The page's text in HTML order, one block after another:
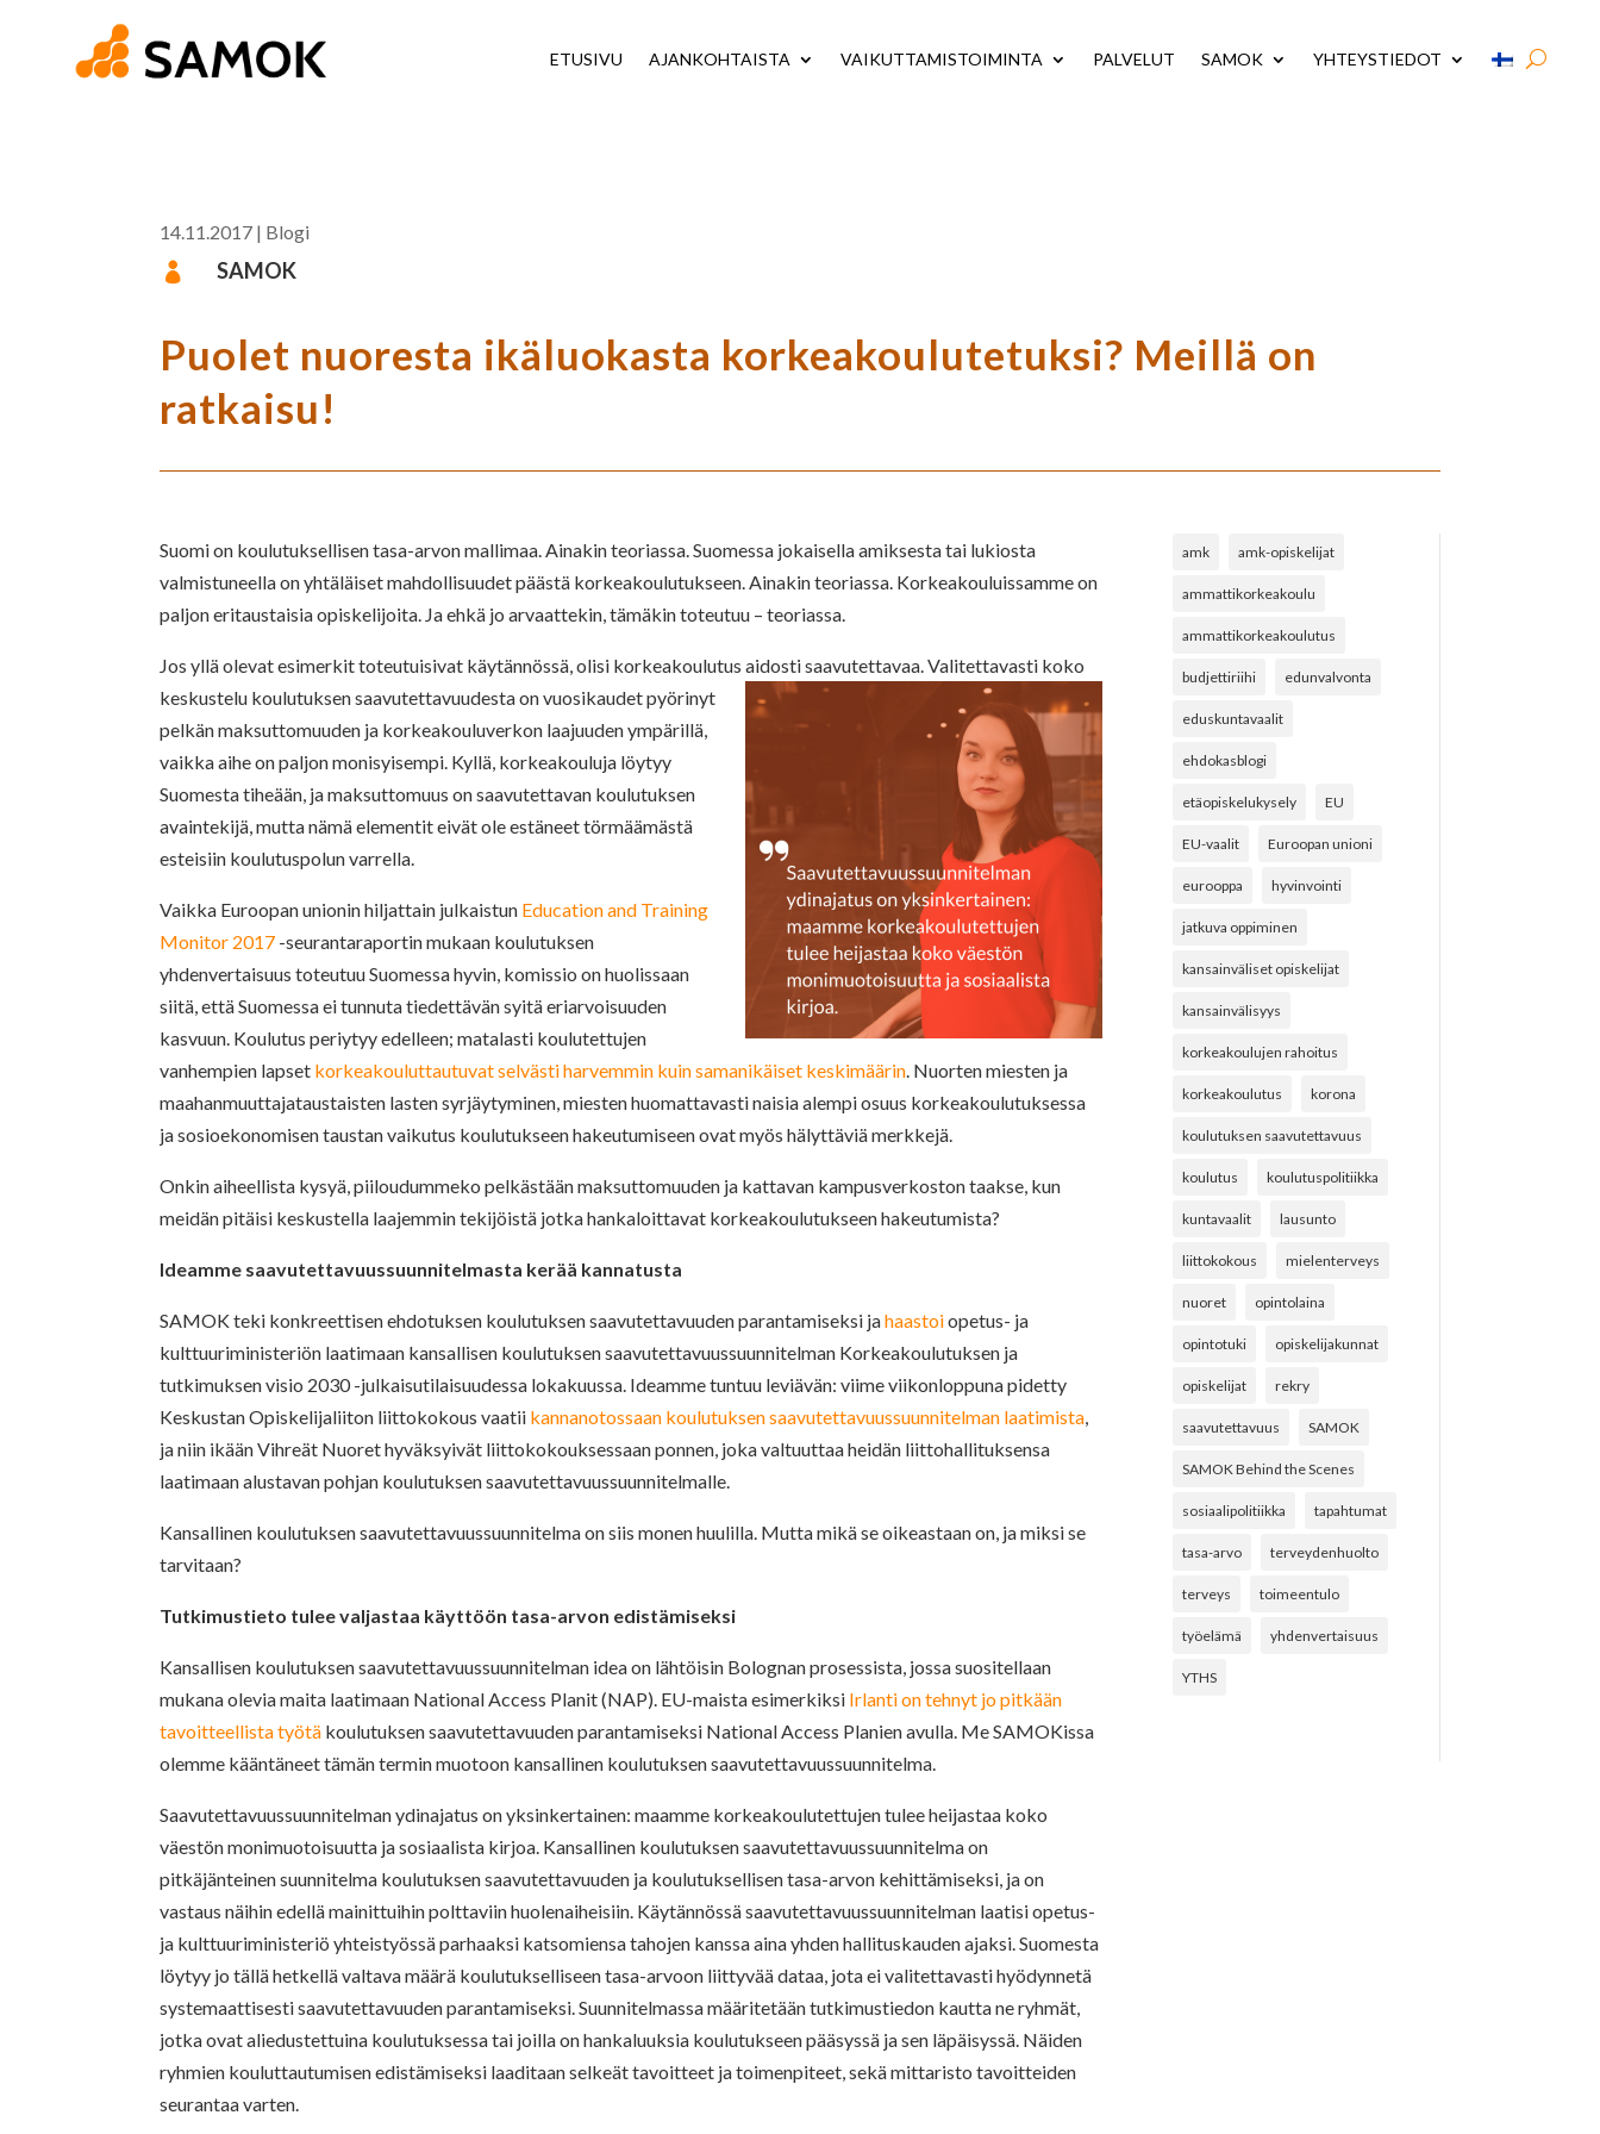
ETUSIVU AJANKOHTAISTA VAIKUTTAMISTOIMINTA PALVELUT SAMOK YHTEYSTIEDOT
14.11.2017 | Blogi
 SAMOK
Puolet nuoresta ikäluokasta korkeakoulutetuksi? Meillä on
ratkaisu!
Suomi on koulutuksellisen tasa-arvon mallimaa. Ainakin teoriassa. Suomessa jokaisella amiksesta tai lukiosta
valmistuneella on yhtäläiset mahdollisuudet päästä korkeakoulutukseen. Ainakin teoriassa. Korkeakouluissamme on
paljon eritaustaisia opiskelijoita. Ja ehkä jo arvaattekin, tämäkin toteutuu – teoriassa.
Jos yllä olevat esimerkit toteutuisivat käytännössä, olisi korkeakoulutus aidosti saavutettavaa. Valitettavasti koko
keskustelu koulutuksen saavutettavuudesta on vuosikaudet pyörinyt
pelkän maksuttomuuden ja korkeakouluverkon laajuuden ympärillä,
vaikka aihe on paljon monisyisempi. Kyllä, korkeakouluja löytyy
Suomesta tiheään, ja maksuttomuus on saavutettavan koulutuksen
avaintekijä, mutta nämä elementit eivät ole estäneet törmäämästä
esteisiin koulutuspolun varrella.
Vaikka Euroopan unionin hiljattain julkaistun Education and Training
Monitor 2017 -seurantaraportin mukaan koulutuksen
yhdenvertaisuus toteutuu Suomessa hyvin, komissio on huolissaan
siitä, että Suomessa ei tunnuta tiedettävän syitä eriarvoisuuden
kasvuun. Koulutus periytyy edelleen; matalasti koulutettujen
vanhempien lapset korkeakouluttautuvat selvästi harvemmin kuin samanikäiset keskimäärin . Nuorten miesten ja
maahanmuuttajataustaisten lasten syrjäytyminen, miesten huomattavasti naisia alempi osuus korkeakoulutuksessa
ja sosioekonomisen taustan vaikutus koulutukseen hakeutumiseen ovat myös hälyttäviä merkkejä.
Onkin aiheellista kysyä, piiloudummeko pelkästään maksuttomuuden ja kattavan kampusverkoston taakse, kun
meidän pitäisi keskustella laajemmin tekijöistä jotka hankaloittavat korkeakoulutukseen hakeutumista?
Ideamme saavutettavuussuunnitelmasta kerää kannatusta
SAMOK teki konkreettisen ehdotuksen koulutuksen saavutettavuuden parantamiseksi jahaastoiopetus- ja
kulttuuriministeriön laatimaan kansallisen koulutuksen saavutettavuussuunnitelman Korkeakoulutuksen ja
tutkimuksen visio 2030 -julkaisutilaisuudessa lokakuussa. Ideamme tuntuu leviävän: viime viikonloppuna pidetty
Keskustan Opiskelijaliiton liittokokous vaatii kannanotossaan koulutuksen saavutettavuussuunnitelman laatimista
ja niin ikään Vihreät Nuoret hyväksyivät liittokokouksessaan ponnen, joka valtuuttaa heidän liittohallituksensa
laatimaan alustavan pohjan koulutuksen saavutettavuussuunnitelmalle.
Kansallinen koulutuksen saavutettavuussuunnitelma on siis monen huulilla. Mutta mikä se oikeastaan on, ja miksi se
tarvitaan?
Tutkimustieto tulee valjastaa käyttöön tasa-arvon edistämiseksi
Kansallisen koulutuksen saavutettavuussuunnitelman idea on lähtöisin Bolognan prosessista, jossa suositellaan
mukana olevia maita laatimaan National Access Planit (NAP). EU-maista esimerkiksi Irlanti on tehnyt jo pitkään
tavoitteellista työtä koulutuksen saavutettavuuden parantamiseksi National Access Planien avulla. Me SAMOKissa
olemme kääntäneet tämän termin muotoon kansallinen koulutuksen saavutettavuussuunnitelma.
Saavutettavuussuunnitelman ydinajatus on yksinkertainen: maamme korkeakoulutettujen tulee heijastaa koko
väestön monimuotoisuutta ja sosiaalista kirjoa. Kansallinen koulutuksen saavutettavuussuunnitelma on
pitkäjänteinen suunnitelma koulutuksen saavutettavuuden ja koulutuksellisen tasa-arvon kehittämiseksi, ja on
vastaus näihin edellä mainittuihin polttaviin huolenaiheisiin. Käytännössä saavutettavuussuunnitelman laatisi opetus-
ja kulttuuriministeriö yhteistyössä parhaaksi katsomiensa tahojen kanssa aina yhden hallituskauden ajaksi. Suomesta
löytyy jo tällä hetkellä valtava määrä koulutukselliseen tasa-arvoon liittyvää dataa, jota ei valitettavasti hyödynnetä
systemaattisesti saavutettavuuden parantamiseksi. Suunnitelmassa määritetään tutkimustiedon kautta ne ryhmät,
jotka ovat aliedustettuina koulutuksessa tai joilla on hankaluuksia koulutukseen pääsyssä ja sen läpäisyssä. Näiden
ryhmien kouluttautumisen edistämiseksi laaditaan selkeät tavoitteet ja toimenpiteet, sekä mittaristo tavoitteiden
seurantaa varten.
amk amk-opiskelijat
ammattikorkeakoulu
ammattikorkeakoulutus
budjettiriihi edunvalvonta
eduskuntavaalit
ehdokasblogi
etäopiskelukysely EU
EU-vaalit Euroopan unioni
eurooppa hyvinvointi
jatkuva oppiminen
kansainväliset opiskelijat
kansainvälisyys
korkeakoulujen rahoitus
korkeakoulutus korona
koulutuksen saavutettavuus
koulutus koulutuspolitiikka
kuntavaalit lausunto
liittokokous mielenterveys
nuoret opintolaina
opintotuki opiskelijakunnat
opiskelijat rekry
saavutettavuus SAMOK
SAMOK Behind the Scenes
sosiaalipolitiikka tapahtumat
tasa-arvo terveydenhuolto
terveys toimeentulo
työelämä yhdenvertaisuus
YTHS